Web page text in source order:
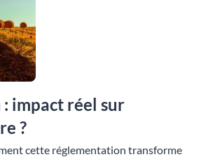
: impact réel sur
?
cette réglementation transforme